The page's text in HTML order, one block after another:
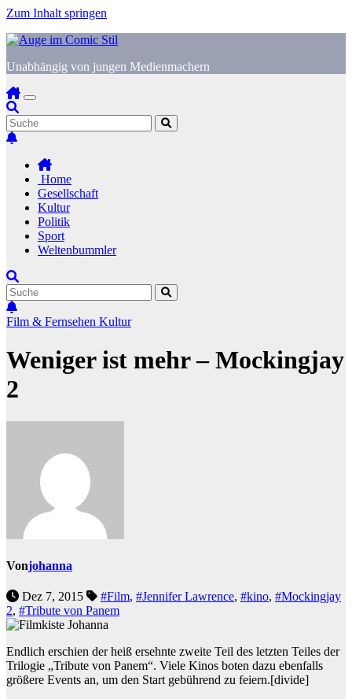
Zum Inhalt springen
Unabhängig von jungen Medienmachern
Home
Gesellschaft
Kultur
Politik
Sport
Weltenbummler
Film & Fernsehen Kultur
Weniger ist mehr – Mockingjay
2
Vonjohanna
Dez 7, 2015 #Film, #Jennifer Lawrence, #kino, #Mockingjay
2, #Tribute von Panem
Endlich erschien der heiß ersehnte zweite Teil des letzten Teiles der
Trilogie „Tribute von Panem“. Viele Kinos boten dazu ebenfalls
größere Events an, um den Start gebührend zu feiern.[divide]